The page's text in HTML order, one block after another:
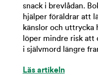
snack i brevlådan.
hjälper föräldrar att
känslor och uttrycka
löper mindre risk att
i självmord längre
Läs artikeln